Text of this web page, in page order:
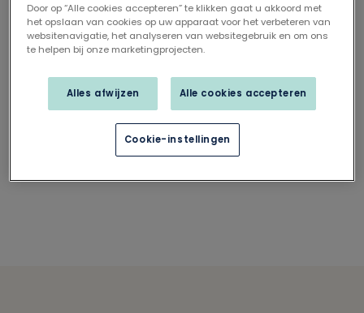
Door op “Alle cookies accepteren” te klikken gaat u akkoord met
het opslaan van cookies op uw apparaat voor het verbeteren van
websitenavigatie, het analyseren van websitegebruik en om ons
te helpen bij onze marketingprojecten.
Alles afwijzen Alle cookies accepteren
Cookie-instellingen